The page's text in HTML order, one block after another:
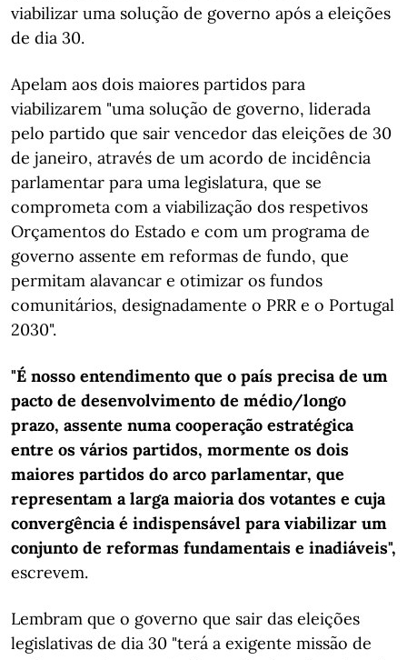
viabilizar uma solução de governo após a eleições
de dia 30.
Apelam aos dois maiores partidos para
viabilizarem "uma solução de governo, liderada
pelo partido que sair vencedor das eleições de 30
de janeiro, através de um acordo de incidência
parlamentar para uma legislatura, que se
comprometa com a viabilização dos respetivos
Orçamentos do Estado e com um programa de
governo assente em reformas de fundo, que
permitam alavancar e otimizar os fundos
comunitários, designadamente o PRR e o Portugal
2030".
"É nosso entendimento que o país precisa de um
pacto de desenvolvimento de médio/longo
prazo, assente numa cooperação estratégica
entre os vários partidos, mormente os dois
maiores partidos do arco parlamentar, que
representam a larga maioria dos votantes e cuja
convergência é indispensável para viabilizar um
conjunto de reformas fundamentais e inadiáveis",
escrevem.
Lembram que o governo que sair das eleições
legislativas de dia 30 "terá a exigente missão de